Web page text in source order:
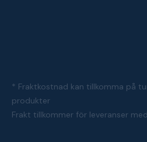
* Fraktkostnad kan tillkomma på
produkter
Frakt tillkommer för leveranser